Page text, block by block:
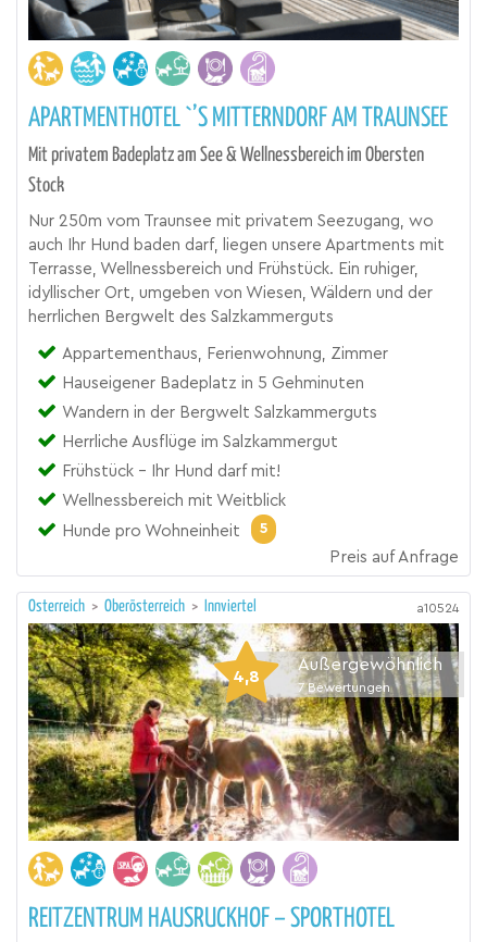
APARTMENTHOTEL `’S MITTERNDORF AM TRAUNSEE
Mit privatem Badeplatz am See & Wellnessbereich im Obersten
Stock
Nur 250m vom Traunsee mit privatem Seezugang, wo
auch Ihr Hund baden darf, liegen unsere Apartments mit
Terrasse, Wellnessbereich und Frühstück. Ein ruhiger,
idyllischer Ort, umgeben von Wiesen, Wäldern und der
herrlichen Bergwelt des Salzkammerguts
Appartementhaus, Ferienwohnung, Zimmer
Hauseigener Badeplatz in 5 Gehminuten
Wandern in der Bergwelt Salzkammerguts
Herrliche Ausflüge im Salzkammergut
Frühstück - Ihr Hund darf mit!
Wellnessbereich mit Weitblick
Hunde pro Wohneinheit
5
Preis auf Anfrage
Österreich > Oberösterreich > Innviertel a10524
4,8
Außergewöhnlich
7 Bewertungen
REITZENTRUM HAUSRUCKHOF – SPORTHOTEL